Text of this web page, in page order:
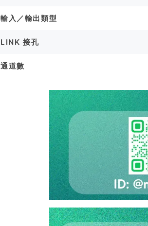
輸入／輸出類型
LINK 接孔
通道數